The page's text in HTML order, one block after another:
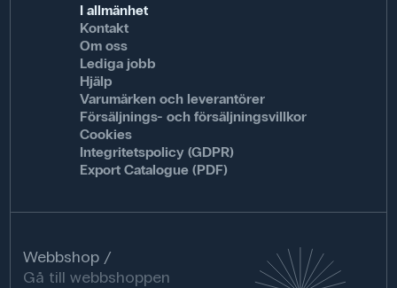
I allmänhet
Kontakt
Om oss
Lediga jobb
Hjälp
Varumärken och leverantörer
Försäljnings- och försäljningsvillkor
Cookies
Integritetspolicy (GDPR)
Export Catalogue (PDF)
Webbshop
Gå till webbshoppen